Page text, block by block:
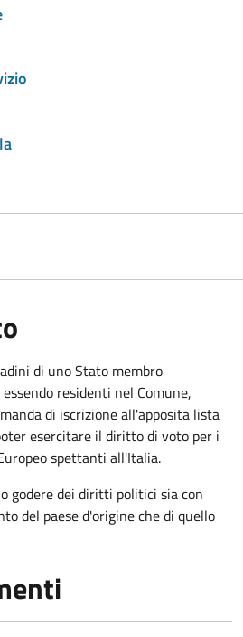
di uno Stato membro
residenti nel Comune,
di iscrizione all'apposita lista
esercitare il diritto di voto per i
spettanti all'Italia.
godere dei diritti politici sia con
del paese d'origine che di quello